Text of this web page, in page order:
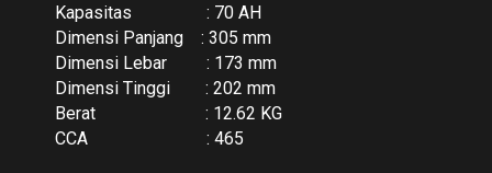
Kapasitas : 70 AH
Dimensi Panjang : 305 mm
Dimensi Lebar : 173 mm
Dimensi Tinggi : 202 mm
Berat : 12.62 KG
CCA : 465